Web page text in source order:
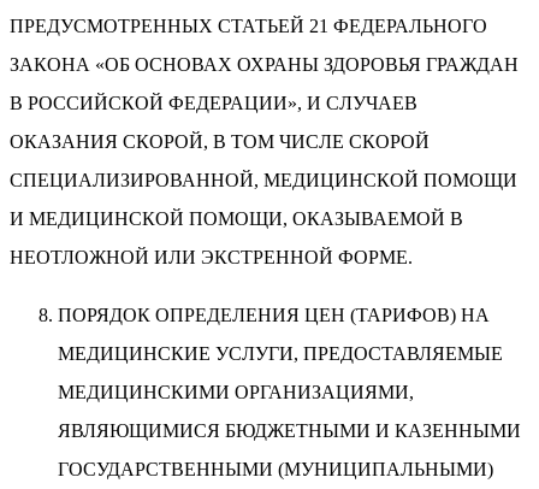
ПРЕДУСМОТРЕННЫХ СТАТЬЕЙ 21 ФЕДЕРАЛЬНОГО
ЗАКОНА «ОБ ОСНОВАХ ОХРАНЫ ЗДОРОВЬЯ ГРАЖДАН
В РОССИЙСКОЙ ФЕДЕРАЦИИ», И СЛУЧАЕВ
ОКАЗАНИЯ СКОРОЙ, В ТОМ ЧИСЛЕ СКОРОЙ
СПЕЦИАЛИЗИРОВАННОЙ, МЕДИЦИНСКОЙ ПОМОЩИ
И МЕДИЦИНСКОЙ ПОМОЩИ, ОКАЗЫВАЕМОЙ В
НЕОТЛОЖНОЙ ИЛИ ЭКСТРЕННОЙ ФОРМЕ.
ПОРЯДОК ОПРЕДЕЛЕНИЯ ЦЕН (ТАРИФОВ) НА
МЕДИЦИНСКИЕ УСЛУГИ, ПРЕДОСТАВЛЯЕМЫЕ
МЕДИЦИНСКИМИ ОРГАНИЗАЦИЯМИ,
ЯВЛЯЮЩИМИСЯ БЮДЖЕТНЫМИ И КАЗЕННЫМИ
ГОСУДАРСТВЕННЫМИ (МУНИЦИПАЛЬНЫМИ)